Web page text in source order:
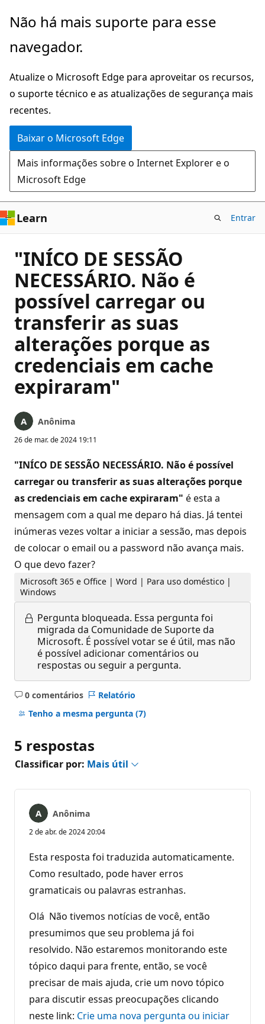
Pular
o
principal
Não há mais suporte para esse
navegador.
Atualize o Microsoft Edge para aproveitar os recursos,
o suporte técnico e as atualizações de segurança mais
recentes.
Baixar o Microsoft Edge
Mais informações sobre o Internet Explorer e o
Microsoft Edge
Learn Entrar
"INÍCO DE SESSÃO
NECESSÁRIO. Não é
possível carregar ou
transferir as suas
alterações porque as
credenciais em cache
expiraram"
Anônima
26 de mar. de 2024 19:11
"INÍCO DE SESSÃO NECESSÁRIO. Não é possível
carregar ou transferir as suas alterações porque
as credenciais em cache expiraram" é esta a
mensagem com a qual me deparo há dias. Já tentei
inúmeras vezes voltar a iniciar a sessão, mas depois
de colocar o email ou a password não avança mais.
O que devo fazer?
Microsoft 365 e Office | Word | Para uso doméstico |
Windows
Pergunta bloqueada. Essa pergunta foi
migrada da Comunidade de Suporte da
Microsoft. É possível votar se é útil, mas não
é possível adicionar comentários ou
respostas ou seguir a pergunta.
0 comentários
Sem
comentários
Relatório
Tenho a mesma pergunta (7)
5 respostas
Classificar por: Mais útil
Anônima
2 de abr. de 2024 20:04
Esta resposta foi traduzida automaticamente.
Como resultado, pode haver erros
gramaticais ou palavras estranhas.
Olá Não tivemos notícias de você, então
presumimos que seu problema já foi
resolvido. Não estaremos monitorando este
tópico daqui para frente, então, se você
precisar de mais ajuda, crie um novo tópico
para discutir essas preocupações clicando
neste link: Crie uma nova pergunta ou iniciar